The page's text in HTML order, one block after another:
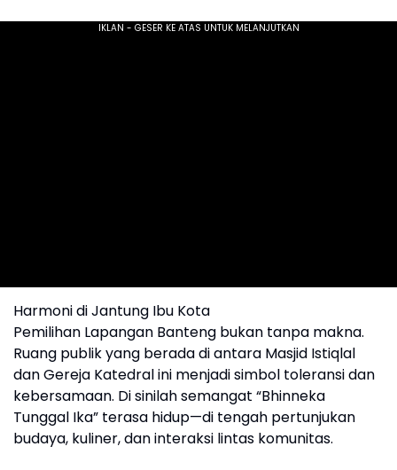
Harmoni di Jantung Ibu Kota
Pemilihan Lapangan Banteng bukan tanpa makna.
Ruang publik yang berada di antara Masjid Istiqlal
dan Gereja Katedral ini menjadi simbol toleransi dan
kebersamaan. Di sinilah semangat “Bhinneka
Tunggal Ika” terasa hidup—di tengah pertunjukan
budaya, kuliner, dan interaksi lintas komunitas.